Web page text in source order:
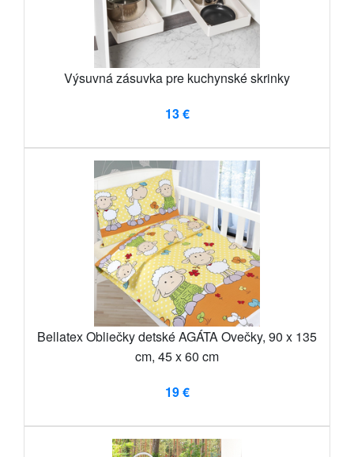
Výsuvná zásuvka pre kuchynské skrinky
13 €
Bellatex Obliečky detské AGÁTA Ovečky, 90 x 135
cm, 45 x 60 cm
19 €